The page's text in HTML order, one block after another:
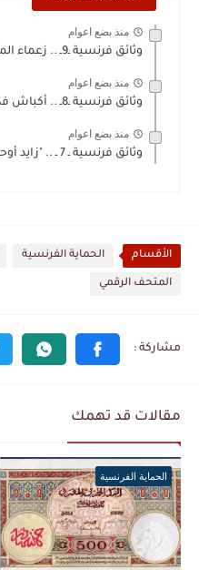
منذ بضع اعوام
وثائق فرنسية ـ9ـ .. زعماء المنطقة يتورطون في قضية "زايد...
منذ بضع اعوام
وثائق فرنسية ـ8ـ .. أكباش فداء واعترافات في قضية "زايد...
منذ بضع اعوام
وثائق فرنسية ـ 7 ـ .. "زايد أوحماد" وغرامات تنغير...
الأقسام الحماية الفرنسية
المتحف الرقمي
مقالات قد تهمك
الحماية الفرنسية